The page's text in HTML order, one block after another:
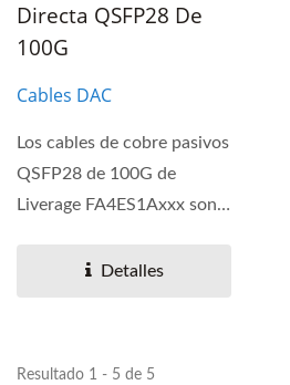
Directa QSFP28 De
100G
Cables DAC
Los cables de cobre pasivos
QSFP28 de 100G de
Liverage FA4ES1Axxx son
Detalles
Resultado 1 - 5 de 5